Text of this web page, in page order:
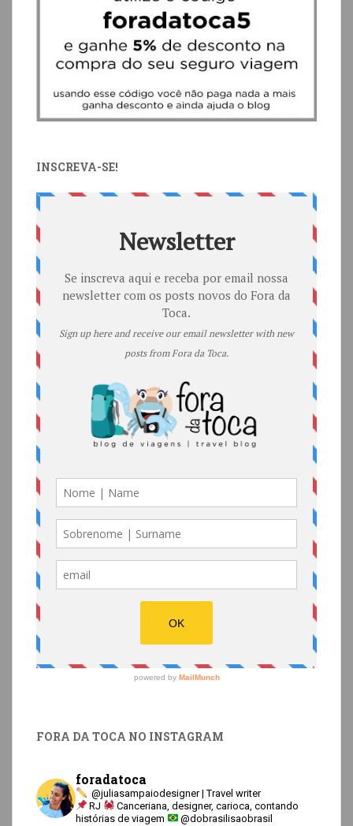
INSCREVA-SE!
FORA DA TOCA NO INSTAGRAM
foradatoca
@juliasampaiodesigner | Travel writer
RJ
Canceriana, designer, carioca, contando
histórias de viagem
@dobrasilisaobrasil